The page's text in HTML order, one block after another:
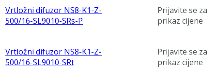
Vrtložni difuzor NS8-K1-Z-
500/16-SL9010-SRs-P
Prijavite se za
prikaz cijene
Vrtložni difuzor NS8-K1-Z-
500/16-SL9010-SRt
Prijavite se za
prikaz cijene